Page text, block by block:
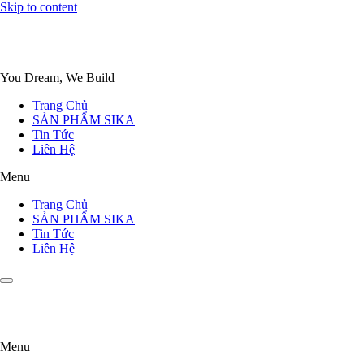
Skip to content
You Dream, We Build
Trang Chủ
SẢN PHẨM SIKA
Tin Tức
Liên Hệ
Menu
Trang Chủ
SẢN PHẨM SIKA
Tin Tức
Liên Hệ
Menu